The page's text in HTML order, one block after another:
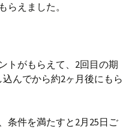
らえました。
トがもらえて、2回目の期
んでから約2ヶ月後にもら
条件を満たすと2月25日ご